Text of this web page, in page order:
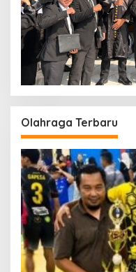
Olahraga Terbaru